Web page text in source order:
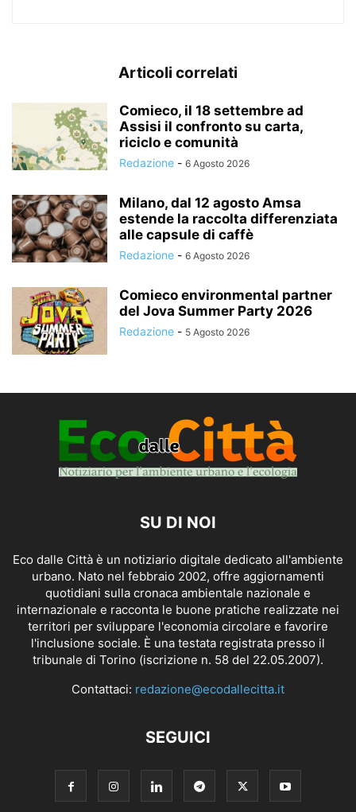
Articoli correlati
Comieco, il 18 settembre ad
Assisi il confronto su carta,
riciclo e comunità
Redazione - 6 Agosto 2026
Milano, dal 12 agosto Amsa
estende la raccolta differenziata
alle capsule di caffè
Redazione - 6 Agosto 2026
Comieco environmental partner
del Jova Summer Party 2026
Redazione - 5 Agosto 2026
SU DI NOI
Eco dalle Città è un notiziario digitale dedicato all'ambiente
urbano. Nato nel febbraio 2002, offre aggiornamenti
quotidiani sulla cronaca ambientale nazionale e
internazionale e racconta le buone pratiche realizzate nei
territori per sviluppare l'economia circolare e favorire
l'inclusione sociale. È una testata registrata presso il
tribunale di Torino (iscrizione n. 58 del 22.05.2007).
Contattaci: redazione@ecodallecitta.it
SEGUICI